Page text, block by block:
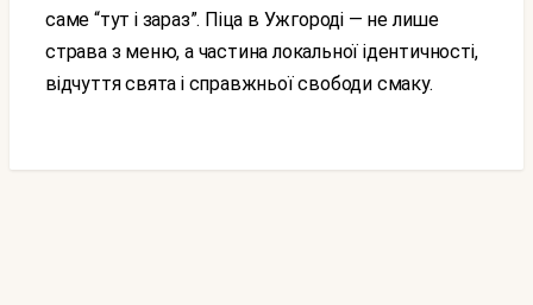
саме “тут і зараз”. Піца в Ужгороді — не лише
страва з меню, а частина локальної ідентичності,
відчуття свята і справжньої свободи смаку.